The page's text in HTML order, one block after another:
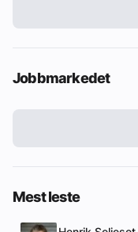
Jobbmarkedet
Mest leste